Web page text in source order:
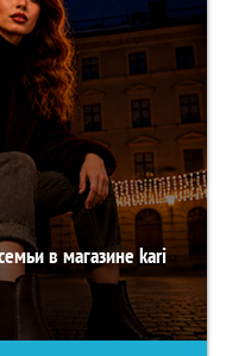
в магазине kari